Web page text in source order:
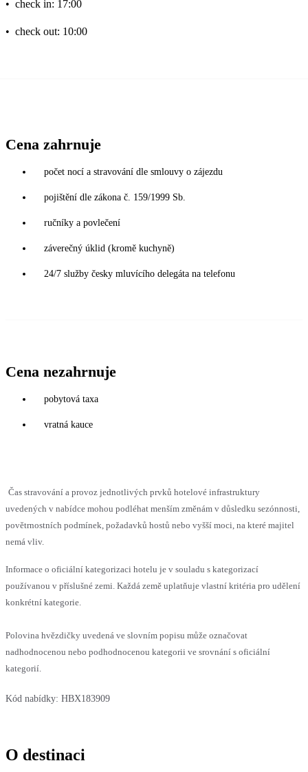
• check in: 17:00
• check out: 10:00
Cena zahrnuje
počet nocí a stravování dle smlouvy o zájezdu
pojištění dle zákona č. 159/1999 Sb.
ručníky a povlečení
záverečný úklid (kromě kuchyně)
24/7 služby česky mluvícího delegáta na telefonu
Cena nezahrnuje
pobytová taxa
vratná kauce
Čas stravování a provoz jednotlivých prvků hotelové infrastruktury
uvedených v nabídce mohou podléhat menším změnám v důsledku sezónnosti,
povětrnostních podmínek, požadavků hostů nebo vyšší moci, na které majitel
nemá vliv.
Informace o oficiální kategorizaci hotelu je v souladu s kategorizací
používanou v příslušné zemi. Každá země uplatňuje vlastní kritéria pro udělení
konkrétní kategorie.
Polovina hvězdičky uvedená ve slovním popisu může označovat
nadhodnocenou nebo podhodnocenou kategorii ve srovnání s oficiální
kategorií.
Kód nabídky: HBX183909
O destinaci